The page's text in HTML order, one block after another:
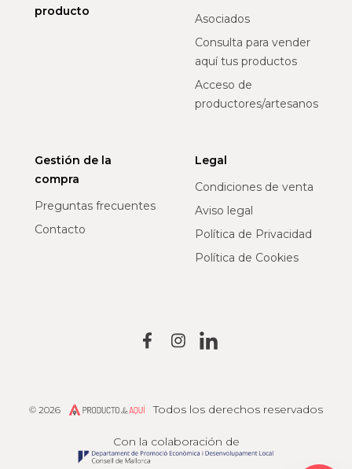
producto
Asociados
Consulta para vender
aquí tus productos
Acceso de
productores/artesanos
Gestión de la
compra
Preguntas frecuentes
Contacto
Legal
Condiciones de venta
Aviso legal
Política de Privacidad
Política de Cookies
Con la colaboración de
© 2026 Producto de AquíTodos los derechos reservados